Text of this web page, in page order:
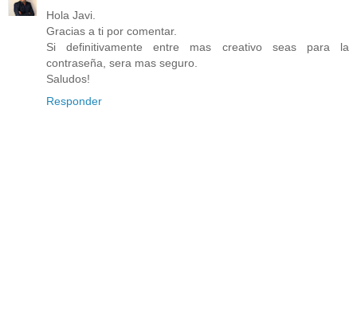
Hola Javi.
Gracias a ti por comentar.
Si definitivamente entre mas creativo seas para la
contraseña, sera mas seguro.
Saludos!
Responder